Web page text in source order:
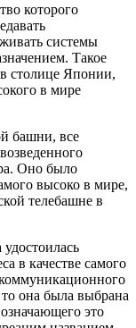
которого
системы
Такое
столице Японии,
в мире
башни, все
Оно было
высоко в мире,
телебашне в
в качестве самого
она была выбрана
это